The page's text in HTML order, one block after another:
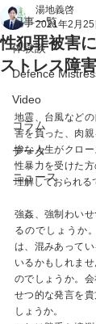
記事一覧
体験談
Defence
Video
コラム
データ
ニュース
性犯罪被害
ストレス障害
湯地義啓
2021年2月25
地震、台風など
害を負った、肉
惨な人生がクロー
性暴力を受けた
理解しておられる
強姦、強制わい
るのでしょうか
は、混みあって
いるかもしれま
のでしょうか。
せつ的な発言を
しょうか。